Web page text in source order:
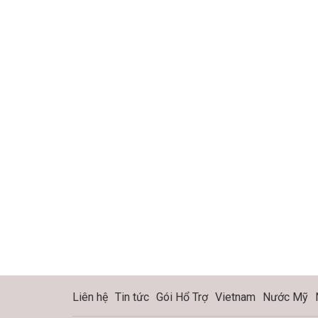
Liên hệ Tin tức Gói Hổ Trợ Vietnam Nước Mỹ